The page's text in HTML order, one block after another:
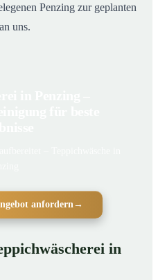
Penzing zur geplanten
uns.
anfordern →
in